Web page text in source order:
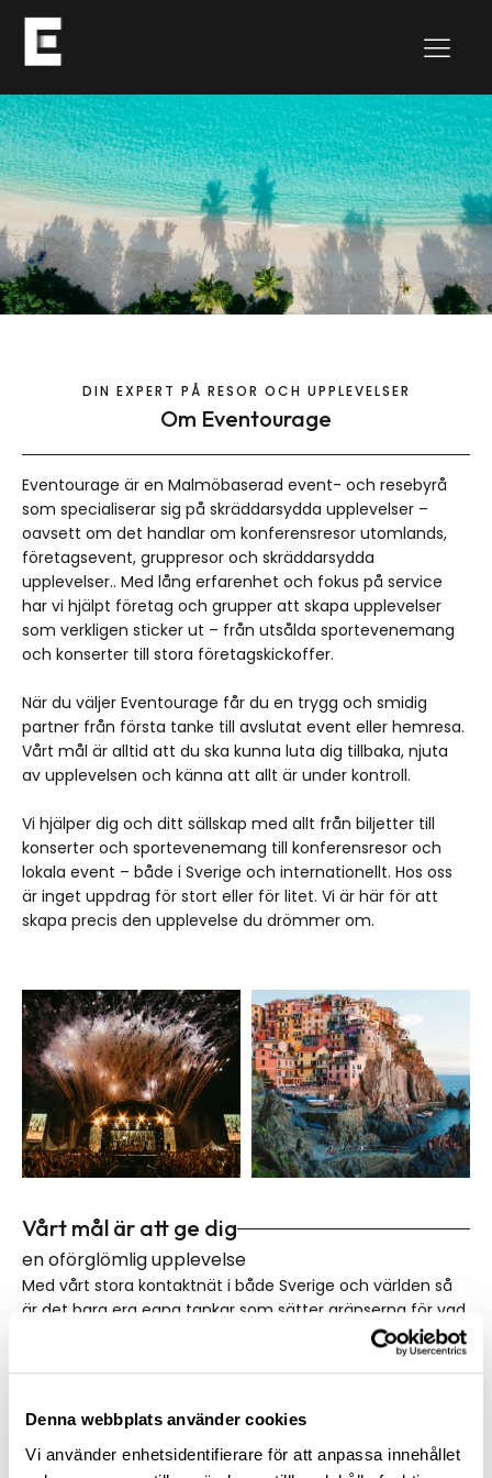
Denna webbplats använder cookies
Vi använder enhetsidentifierare för att anpassa innehållet
DIN EXPERT PÅ RESOR OCH UPPLEVELSER
Om Eventourage
Eventourage är en Malmöbaserad event- och resebyrå
som specialiserar sig på skräddarsydda upplevelser –
oavsett om det handlar om konferensresor utomlands,
företagsevent, gruppresor och skräddarsydda
upplevelser.. Med lång erfarenhet och fokus på service
har vi hjälpt företag och grupper att skapa upplevelser
som verkligen sticker ut – från utsålda sportevenemang
och konserter till stora företagskickoffer.
När du väljer Eventourage får du en trygg och smidig
partner från första tanke till avslutat event eller hemresa.
Vårt mål är alltid att du ska kunna luta dig tillbaka, njuta
av upplevelsen och känna att allt är under kontroll.
Vi hjälper dig och ditt sällskap med allt från biljetter till
konserter och sportevenemang till konferensresor och
lokala event – både i Sverige och internationellt. Hos oss
är inget uppdrag för stort eller för litet. Vi är här för att
skapa precis den upplevelse du drömmer om.
Vårt mål är att ge dig
en oförglömlig upplevelse
Med vårt stora kontaktnät i både Sverige och världen så
är det bara era egna tankar som sätter gränserna för vad
vi kan åstadkomma tillsammans. Är ni ett kompisgäng
som vill arrangera en möhippa, svensexa eller bara en
fartfyllda event till storslagna hotell- och
restaurangupplevelser.